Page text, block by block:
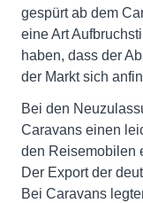
gespürt ab dem
eine Art
haben, dass der
der Markt sich
Bei den
Caravans einen
den Reisemobilen
Der Export der
Bei Caravans